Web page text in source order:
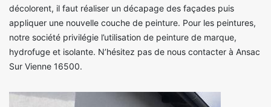
décolorent, il faut réaliser un décapage des façades puis
appliquer une nouvelle couche de peinture. Pour les peintures,
notre société privilégie l’utilisation de peinture de marque,
hydrofuge et isolante. N’hésitez pas de nous contacter à Ansac
Sur Vienne 16500.